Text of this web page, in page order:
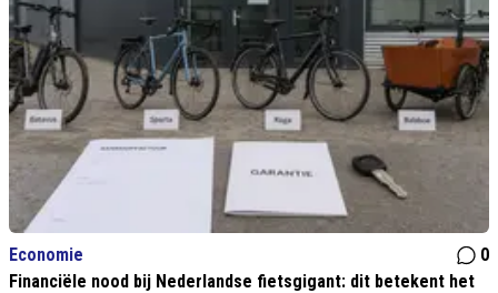
Economie
0
Financiële nood bij Nederlandse fietsgigant: dit betekent het